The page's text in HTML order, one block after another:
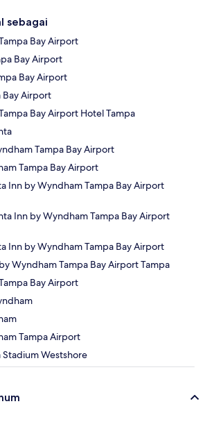
sebagai
Bay Airport
Bay Airport
Bay Airport
Bay Airport
Bay Airport Hotel Tampa
Tampa Bay Airport
Tampa Bay Airport
Inn by Wyndham Tampa Bay Airport
Inn by Wyndham Tampa Bay Airport
Inn by Wyndham Tampa Bay Airport
Wyndham Tampa Bay Airport Tampa
Bay Airport
Tampa Airport
Westshore